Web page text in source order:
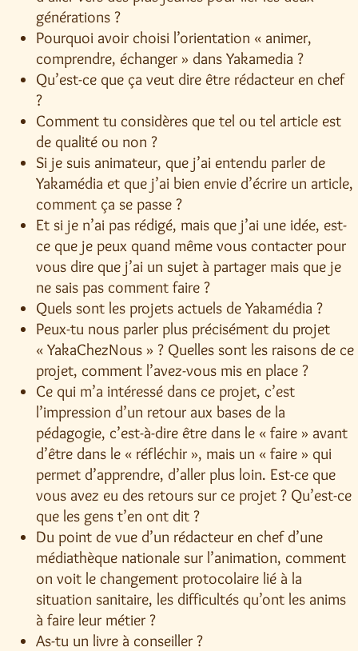
générations ?
Pourquoi avoir choisi l’orientation « animer,
comprendre, échanger » dans Yakamedia ?
Qu’est-ce que ça veut dire être rédacteur en chef
?
Comment tu considères que tel ou tel article est
de qualité ou non ?
Si je suis animateur, que j’ai entendu parler de
Yakamédia et que j’ai bien envie d’écrire un article,
comment ça se passe ?
Et si je n’ai pas rédigé, mais que j’ai une idée, est-
ce que je peux quand même vous contacter pour
vous dire que j’ai un sujet à partager mais que je
ne sais pas comment faire ?
Quels sont les projets actuels de Yakamédia ?
Peux-tu nous parler plus précisément du projet
« YakaChezNous » ? Quelles sont les raisons de ce
projet, comment l’avez-vous mis en place ?
Ce qui m’a intéressé dans ce projet, c’est
l’impression d’un retour aux bases de la
pédagogie, c’est-à-dire être dans le « faire » avant
d’être dans le « réfléchir », mais un « faire » qui
permet d’apprendre, d’aller plus loin. Est-ce que
vous avez eu des retours sur ce projet ? Qu’est-ce
que les gens t’en ont dit ?
Du point de vue d’un rédacteur en chef d’une
médiathèque nationale sur l’animation, comment
on voit le changement protocolaire lié à la
situation sanitaire, les difficultés qu’ont les anims
à faire leur métier ?
As-tu un livre à conseiller ?